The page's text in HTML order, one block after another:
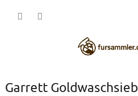
Garrett Goldwaschsieb